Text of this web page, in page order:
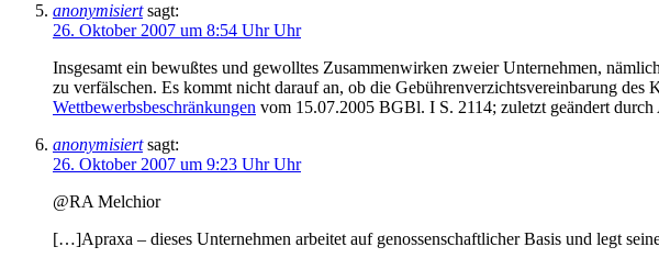
anonymisiert sagt:
26. Oktober 2007 um 8:54 Uhr Uhr
Insgesamt ein bewußtes und gewolltes Zusammenwirken zweier Unternehmen,
zu verfälschen. Es kommt nicht darauf an, ob die Gebührenverzichtsvereinbarung
Wettbewerbsbeschränkungen vom 15.07.2005 BGBl. I S. 2114; zuletzt geändert
anonymisiert sagt:
26. Oktober 2007 um 9:23 Uhr Uhr
@RA Melchior
[…]Apraxa – dieses Unternehmen arbeitet auf genossenschaftlicher Basis und legt